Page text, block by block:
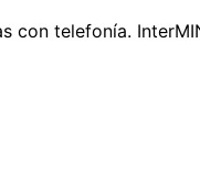
telefonía.